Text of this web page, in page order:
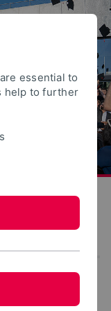
essential to
help to further